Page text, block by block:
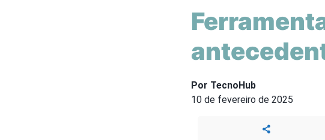
Por TecnoHub
10 de fevereiro de 2025